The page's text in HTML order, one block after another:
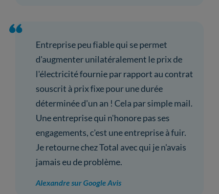
Entreprise peu fiable qui se permet
d'augmenter unilatéralement le prix de
l'électricité fournie par rapport au contrat
souscrit à prix fixe pour une durée
déterminée d'un an ! Cela par simple mail.
Une entreprise qui n'honore pas ses
engagements, c'est une entreprise à fuir.
Je retourne chez Total avec qui je n'avais
jamais eu de problème.
Alexandre sur Google Avis